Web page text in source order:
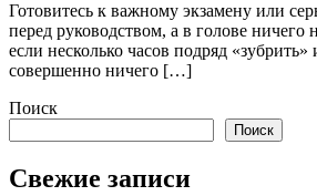
Готовитесь к важному экзамену или
перед руководством, а в голове ничего
если несколько часов подряд
совершенно ничего […]
Поиск
Поиск
Свежие записи